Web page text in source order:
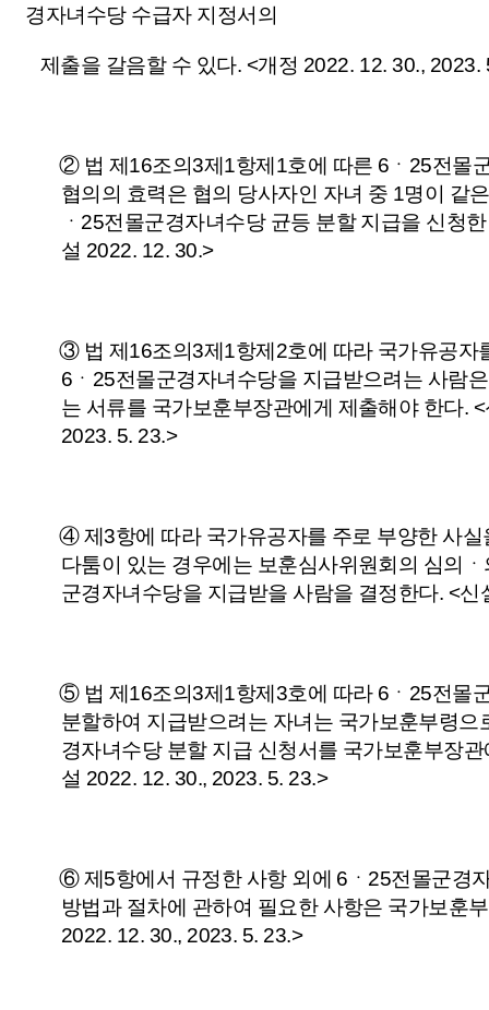
경자녀수당 수급자 지정서의
제출을 갈음할 수 있다. <개정 2022. 12. 30., 2023.
② 법 제16조의3제1항제1호에 따른 6ㆍ25전몰
협의의 효력은 협의 당사자인 자녀 중 1명이 같
ㆍ25전몰군경자녀수당 균등 분할 지급을 신청
설 2022. 12. 30.>
③ 법 제16조의3제1항제2호에 따라 국가유공자
6ㆍ25전몰군경자녀수당을 지급받으려는 사람
는 서류를 국가보훈부장관에게 제출해야 한다.
2023. 5. 23.>
④ 제3항에 따라 국가유공자를 주로 부양한 사실
다툼이 있는 경우에는 보훈심사위원회의 심의
군경자녀수당을 지급받을 사람을 결정한다. <신
⑤ 법 제16조의3제1항제3호에 따라 6ㆍ25전몰
분할하여 지급받으려는 자녀는 국가보훈부령 으
경자녀수당 분할 지급 신청서를 국가보훈부장
설 2022. 12. 30., 2023. 5. 23.>
⑥ 제5항에서 규정한 사항 외에 6ㆍ25전몰군경
방법과 절차에 관하여 필요한 사항은 국가보훈
2022. 12. 30., 2023. 5. 23.>